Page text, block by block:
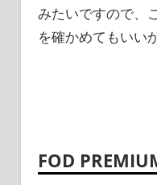
みたいですので、
を確かめてもいい
FOD